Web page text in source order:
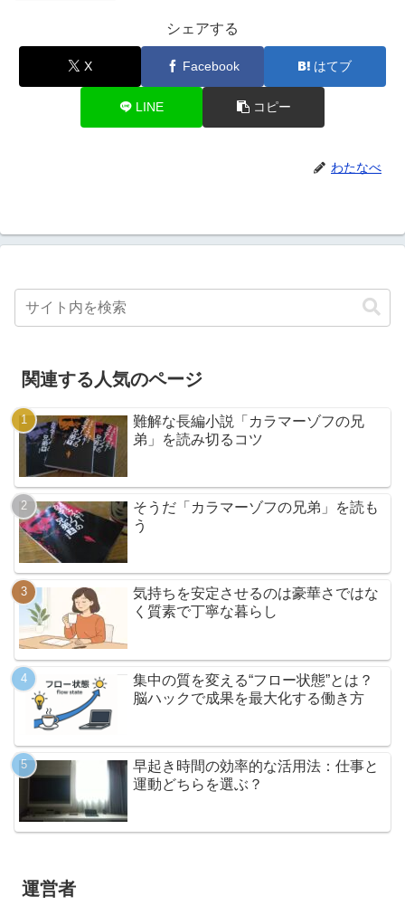
シェアする
X Facebook はてブ
LINE コピー
わたなべ
関連する人気のページ
難解な長編小説「カラマーゾフの兄
弟」を読み切るコツ
そうだ「カラマーゾフの兄弟」を読も
う
気持ちを安定させるのは豪華さではな
く質素で丁寧な暮らし
集中の質を変える“フロー状態”とは？
脳ハックで成果を最大化する働き方
早起き時間の効率的な活用法：仕事と
運動どちらを選ぶ？
運営者